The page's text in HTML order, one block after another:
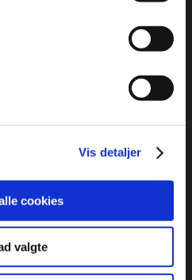
Vis detaljer
cookies
valgte
16:00